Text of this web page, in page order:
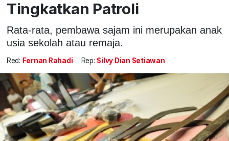
Tingkatkan Patroli
Rata-rata, pembawa sajam ini merupakan anak
usia sekolah atau remaja.
Red: Fernan Rahadi Rep: Silvy Dian Setiawan